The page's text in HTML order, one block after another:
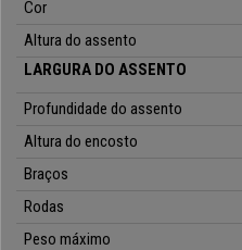
Apoia braços metálicos
Resistência extra
Estrutura metálica
Cor
Altura do assento
LARGURA DO ASSENTO
Profundidade do assento
Altura do encosto
Braços
Rodas
Peso máximo